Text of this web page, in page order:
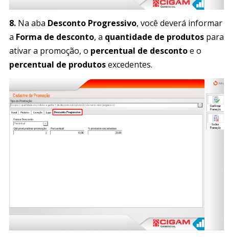
8. Na aba Desconto Progressivo, você deverá informar
a Forma de desconto, a quantidade de produtos para
ativar a promoção, o percentual de descontoe o
percentual de produtosexcedentes.